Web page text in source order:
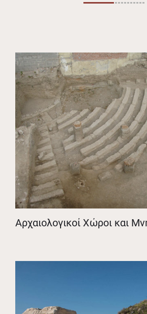
Αρχαιολογικοί Χώροι και